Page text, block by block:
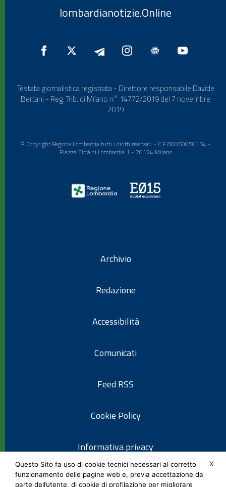
lombardianotizie.Online
Testata giornalistica registrata - Direttore responsabile Davide
Bertani - Reg. Trib. di Milano n° 14772/2019 del 7 novembre
2019
© Copyright Regione Lombardia tutti i diritti riservati - C.F. 80050050154 -
Piazza Città di Lombardia 1 - 20124 Milano
Archivio
Redazione
Accessibilità
Comunicati
Feed RSS
Cookie Policy
Informativa privacy
Note legali
X
Questo Sito fa uso di cookie tecnici necessari al corretto
funzionamento delle pagine web e, previa accettazione da
parte dell’utente, di cookie di profilazione per migliorare